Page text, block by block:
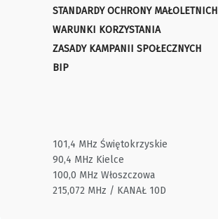
STANDARDY OCHRONY MAŁOLETNICH
WARUNKI KORZYSTANIA
ZASADY KAMPANII SPOŁECZNYCH
BIP
101,4 MHz Świętokrzyskie
90,4 MHz Kielce
100,0 MHz Włoszczowa
215,072 MHz / KANAŁ 10D